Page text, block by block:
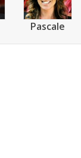
Pascale